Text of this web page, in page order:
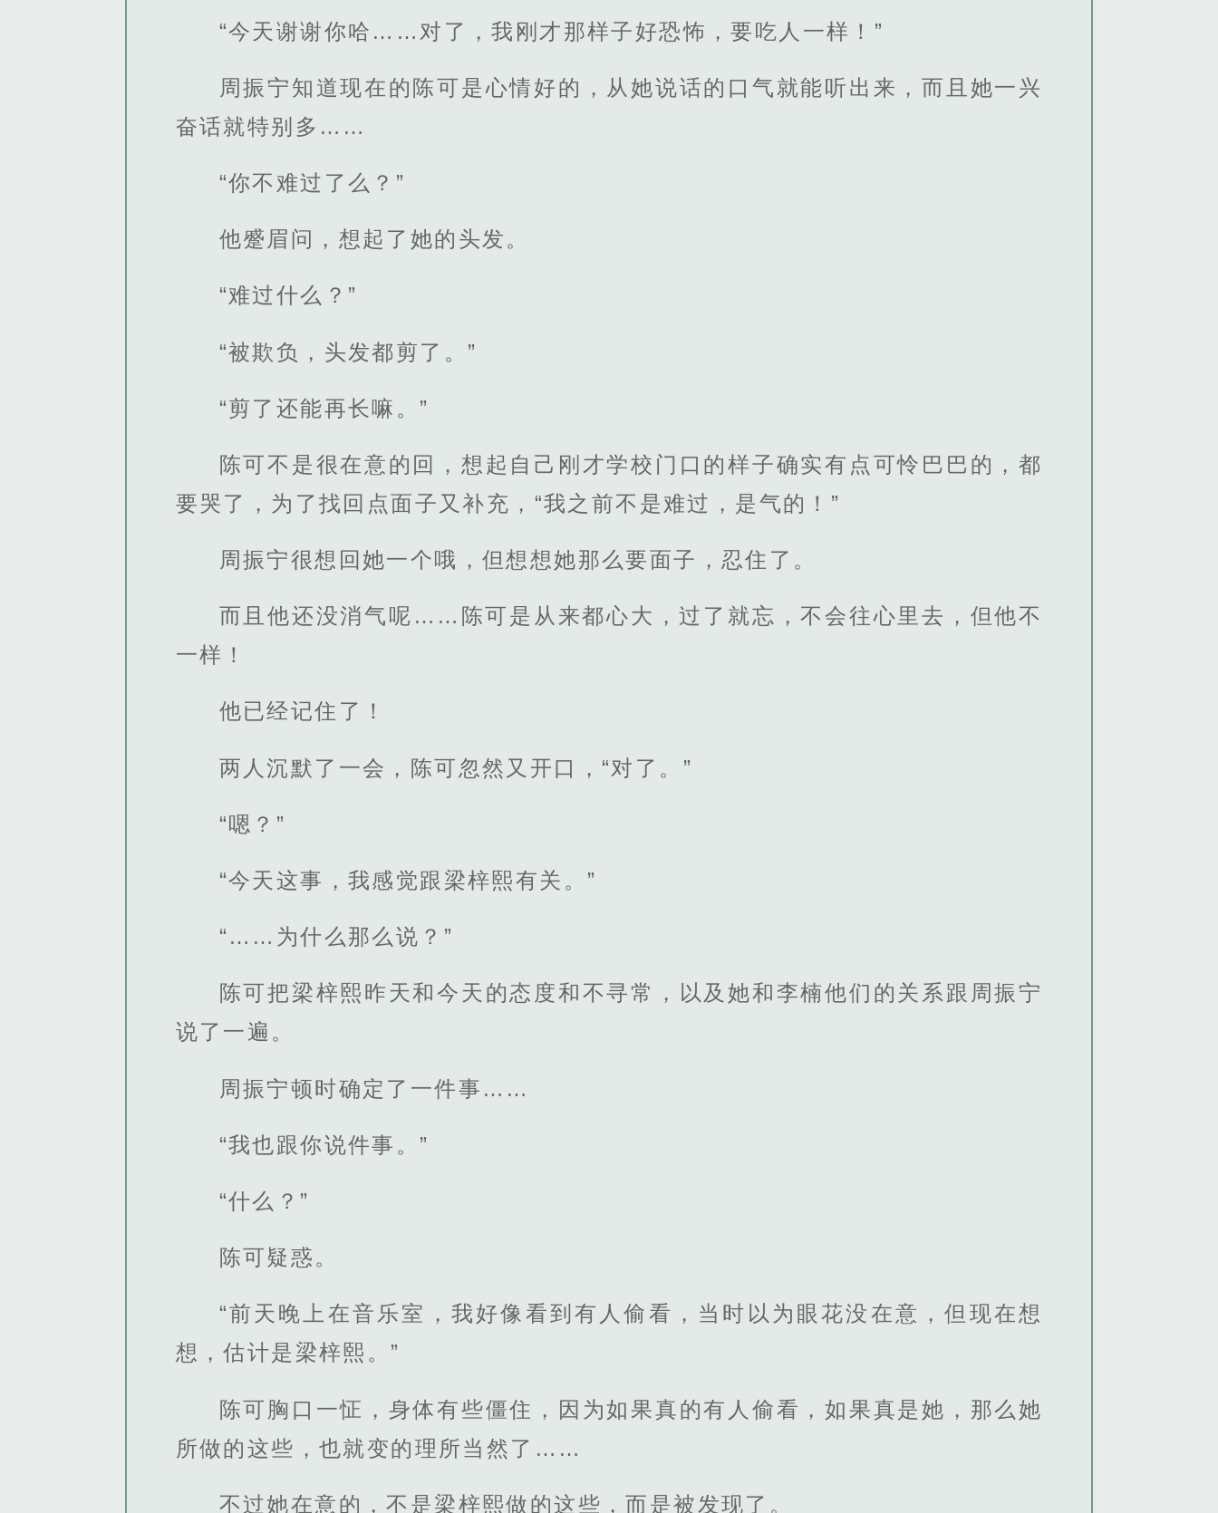
“今天谢谢你哈……对了，我刚才那样子好恐怖，要吃人一样！”
周振宁知道现在的陈可是心情好的，从她说话的口气就能听出来，而且她一兴
奋话就特别多……
“你不难过了么？”
他蹙眉问，想起了她的头发。
“难过什么？”
“被欺负，头发都剪了。”
“剪了还能再长嘛。”
陈可不是很在意的回，想起自己刚才学校门口的样子确实有点可怜巴巴的，都
要哭了，为了找回点面子又补充，“我之前不是难过，是气的！”
周振宁很想回她一个哦，但想想她那么要面子，忍住了。
而且他还没消气呢……陈可是从来都心大，过了就忘，不会往心里去，但他不
一样！
他已经记住了！
两人沉默了一会，陈可忽然又开口，“对了。”
“嗯？”
“今天这事，我感觉跟梁梓熙有关。”
“……为什么那么说？”
陈可把梁梓熙昨天和今天的态度和不寻常，以及她和李楠他们的关系跟周振宁
说了一遍。
周振宁顿时确定了一件事……
“我也跟你说件事。”
“什么？”
陈可疑惑。
“前天晚上在音乐室，我好像看到有人偷看，当时以为眼花没在意，但现在想
想，估计是梁梓熙。”
陈可胸口一怔，身体有些僵住，因为如果真的有人偷看，如果真是她，那么她
所做的这些，也就变的理所当然了……
不过她在意的，不是梁梓熙做的这些，而是被发现了。